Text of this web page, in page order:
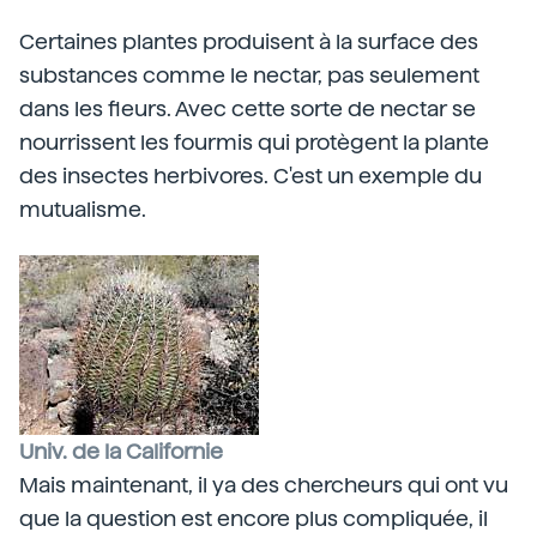
Certaines plantes produisent à la surface des
substances comme le nectar, pas seulement
dans les fleurs. Avec cette sorte de nectar se
nourrissent les fourmis qui protègent la plante
des insectes herbivores. C'est un exemple du
mutualisme.
Univ. de la Californie
Mais maintenant, il ya des chercheurs qui ont vu
que la question est encore plus compliquée, il